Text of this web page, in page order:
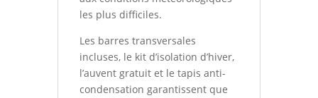
les plus difficiles.
Les barres transversales
incluses, le kit d’isolation d’hiver,
l’auvent gratuit et le tapis anti-
condensation garantissent que